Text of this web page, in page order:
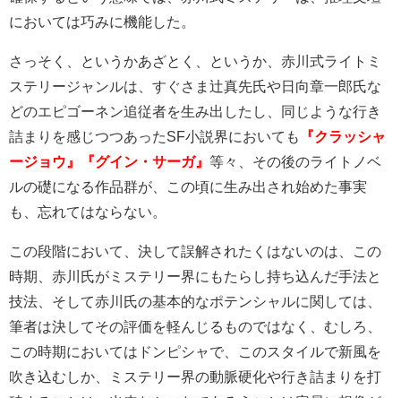
においては巧みに機能した。
さっそく、というかあざとく、というか、赤川式ライトミ
ステリージャンルは、すぐさま辻真先氏や日向章一郎氏な
どのエピゴーネン追従者を生み出したし、同じような行き
詰まりを感じつつあったSF小説界においても
『クラッシャ
ージョウ』『グイン・サーガ』 等々、その後のライトノベ
ルの礎になる作品群が、この頃に生み出され始めた事実
も、忘れてはならない。
この段階において、決して誤解されたくはないのは、この
時期、赤川氏がミステリー界にもたらし持ち込んだ手法と
技法、そして赤川氏の基本的なポテンシャルに関しては、
筆者は決してその評価を軽んじるものではなく、むしろ、
この時期においてはドンピシャで、このスタイルで新風を
吹き込むしか、ミステリー界の動脈硬化や行き詰まりを打